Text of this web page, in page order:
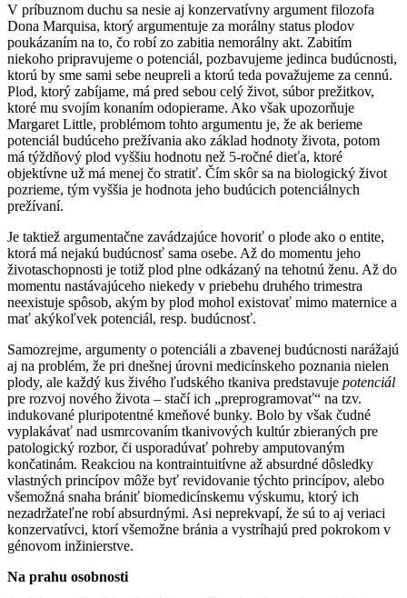
V príbuznom duchu sa nesie aj konzervatívny argument filozofa
Dona Marquisa, ktorý argumentuje za morálny status plodov
poukázaním na to, čo robí zo zabitia nemorálny akt. Zabitím
niekoho pripravujeme o potenciál, pozbavujeme jedinca budúcnosti,
ktorú by sme sami sebe neupreli a ktorú teda považujeme za cennú.
Plod, ktorý zabíjame, má pred sebou celý život, súbor prežitkov,
ktoré mu svojím konaním odopierame. Ako však upozorňuje
Margaret Little, problémom tohto argumentu je, že ak berieme
potenciál budúceho prežívania ako základ hodnoty života, potom
má týždňový plod vyššiu hodnotu než 5-ročné dieťa, ktoré
objektívne už má menej čo stratiť. Čím skôr sa na biologický život
pozrieme, tým vyššia je hodnota jeho budúcich potenciálnych
prežívaní.
Je taktiež argumentačne zavádzajúce hovoriť o plode ako o entite,
ktorá má nejakú budúcnosť sama osebe. Až do momentu jeho
životaschopnosti je totiž plod plne odkázaný na tehotnú ženu. Až do
momentu nastávajúceho niekedy v priebehu druhého trimestra
neexistuje spôsob, akým by plod mohol existovať mimo maternice a
mať akýkoľvek potenciál, resp. budúcnosť.
Samozrejme, argumenty o potenciáli a zbavenej budúcnosti narážajú
aj na problém, že pri dnešnej úrovni medicínskeho poznania nielen
plody, ale každý kus živého ľudského tkaniva predstavuje potenciál
pre rozvoj nového života – stačí ich „preprogramovať“ na tzv.
indukované pluripotentné kmeňové bunky. Bolo by však čudné
vyplakávať nad usmrcovaním tkanivových kultúr zbieraných pre
patologický rozbor, či usporadúvať pohreby amputovaným
končatinám. Reakciou na kontraintuitívne až absurdné dôsledky
vlastných princípov môže byť revidovanie týchto princípov, alebo
všemožná snaha brániť biomedicínskemu výskumu, ktorý ich
nezadržateľne robí absurdnými. Asi neprekvapí, že sú to aj veriaci
konzervatívci, ktorí všemožne bránia a vystríhajú pred pokrokom v
génovom inžinierstve.
Na prahu osobnosti